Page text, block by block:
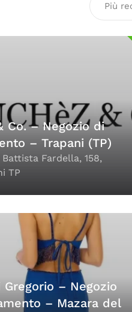
Più
Co. – Negozio di
– Trapani (TP)
Fardella, 158,
TP
Gregorio – Negozio
– Mazara del